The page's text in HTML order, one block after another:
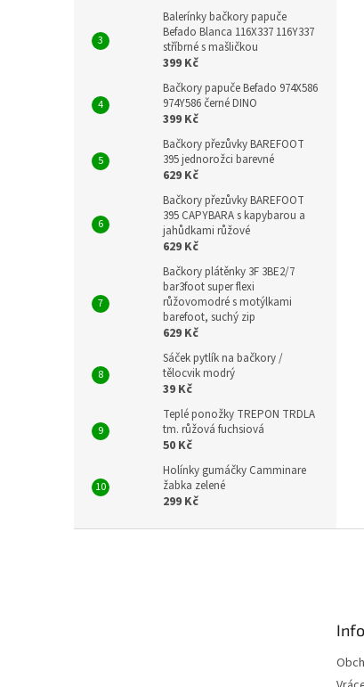
Balerínky bačkory papuče
Befado Blanca 116X337 116Y337
stříbrné s mašličkou
399 Kč
Bačkory papuče Befado 974X586
974Y586 černé DINO
399 Kč
Bačkory přezůvky BAREFOOT
395 jednorožci barevné
629 Kč
Bačkory přezůvky BAREFOOT
395 CAPYBARA s kapybarou a
jahůdkami růžové
629 Kč
Bačkory plátěnky 3F 3BE2/7
bar3foot super flexi
růžovomodré s motýlkami
barefoot, suchý zip
629 Kč
Sáček pytlík na bačkory /
tělocvik modrý
39 Kč
Teplé ponožky TREPON TRDLA
tm. růžová fuchsiová
50 Kč
Holínky gumáčky Camminare
žabka zelené
299 Kč